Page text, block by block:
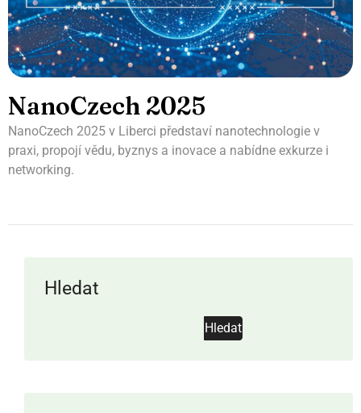
Hledat
Hledat
NanoCzech 2025
NanoCzech 2025 v Liberci představí nanotechnologie v
praxi, propojí vědu, byznys a inovace a nabídne exkurze i
networking.